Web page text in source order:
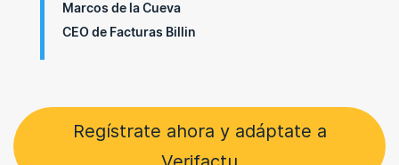
Marcos de la Cueva
CEO de Facturas Billin
Regístrate ahora y adáptate a